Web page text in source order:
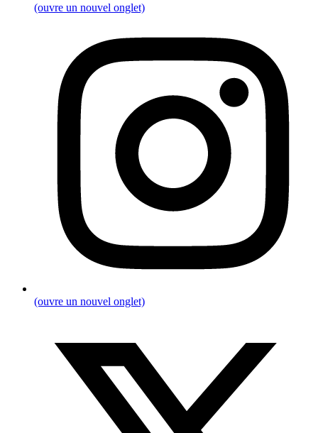
(ouvre un nouvel onglet)
(ouvre un nouvel onglet)